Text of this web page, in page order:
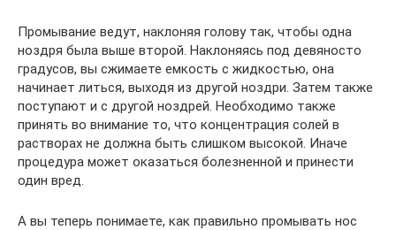
Промывание ведут, наклоняя голову так, чтобы одна
ноздря была выше второй. Наклоняясь под девяносто
градусов, вы сжимаете емкость с жидкостью, она
начинает литься, выходя из другой ноздри. Затем также
поступают и с другой ноздрей. Необходимо также
принять во внимание то, что концентрация солей в
растворах не должна быть слишком высокой. Иначе
процедура может оказаться болезненной и принести
один вред.
А вы теперь понимаете, как правильно промывать нос